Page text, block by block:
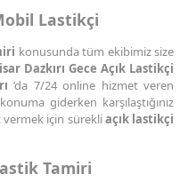
Lastikçi
konusunda tüm ekibimiz size
Dazkırı Gece Açık Lastikçi
’da 7/24 online hizmet veren
giderken karşılaştığınız
vermek için sürekliaçık lastikçi
Tamiri